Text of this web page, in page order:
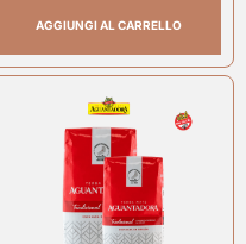
AGGIUNGI AL CARRELLO